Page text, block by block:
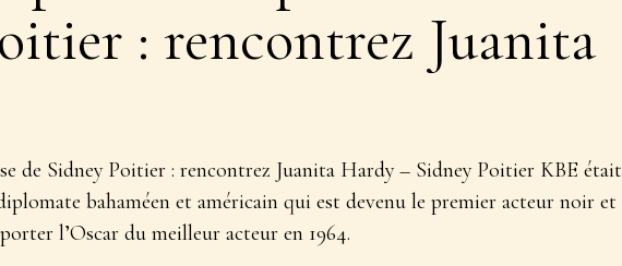
: rencontrez Juanita
de Sidney Poitier : rencontrez Juanita Hardy– Sidney Poitier KBE était
bahaméen et américain qui est devenu le premier acteur noir et
l’Oscar du meilleur acteur en 1964.